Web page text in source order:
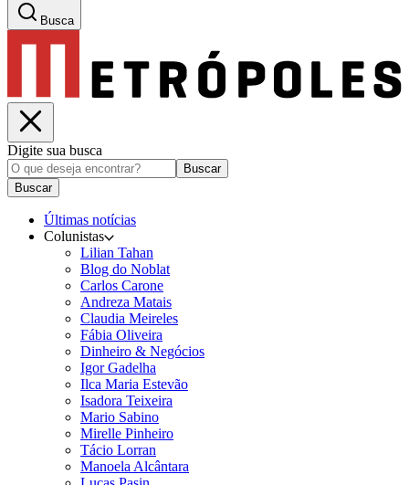
Busca
Digite sua busca
Buscar
Buscar
Últimas notícias
Colunistas
Lilian Tahan
Blog do Noblat
Carlos Carone
Andreza Matais
Claudia Meireles
Fábia Oliveira
Dinheiro & Negócios
Igor Gadelha
Ilca Maria Estevão
Isadora Teixeira
Mario Sabino
Mirelle Pinheiro
Tácio Lorran
Manoela Alcântara